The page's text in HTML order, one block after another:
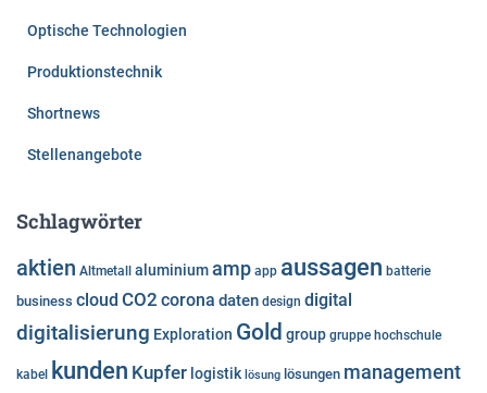
Optische Technologien
Produktionstechnik
Shortnews
Stellenangebote
Schlagwörter
aktien Altmetall aluminiumamp app aussagen batterie
business cloud CO2 corona daten design digital
digitalisierung Exploration Gold group gruppe hochschule
kabel kunden Kupfer logistik lösung lösungen management